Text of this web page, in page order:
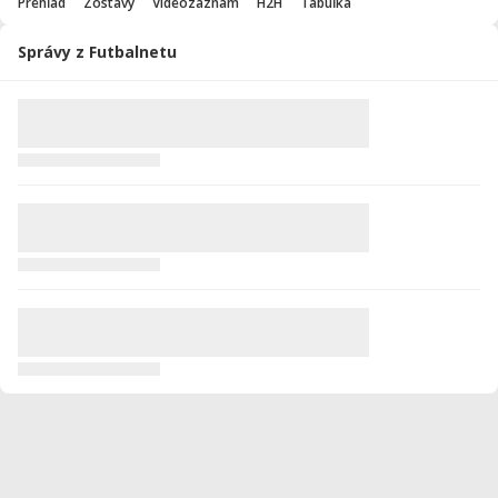
Správy z Futbalnetu